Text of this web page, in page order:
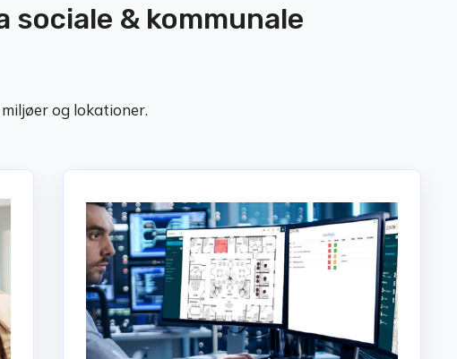
sociale & kommunale
og lokationer.